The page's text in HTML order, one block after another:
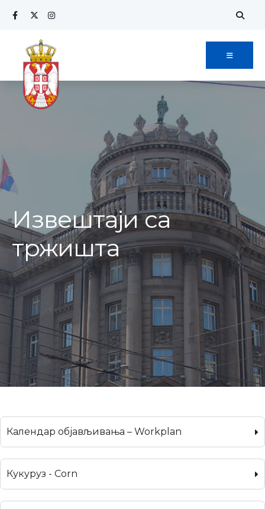
Извештаји са
тржишта
Календар објављивања – Workplan
Кукуруз - Corn